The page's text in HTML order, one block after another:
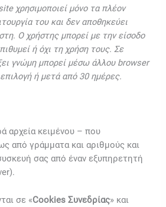
χρησιμοποιεί μόνο τα πλέον
του και δεν αποθηκεύει
Ο χρήστης μπορεί με την είσοδο
ή όχι τη χρήση τους. Σε
γνώμη μπορεί μέσω άλλου browser
ή μετά από 30 ημέρες.
αρχεία κειμένου – που
από γράμματα και αριθμούς και
σας από έναν εξυπηρετητή
σε «Cookies Συνεδρίας» και